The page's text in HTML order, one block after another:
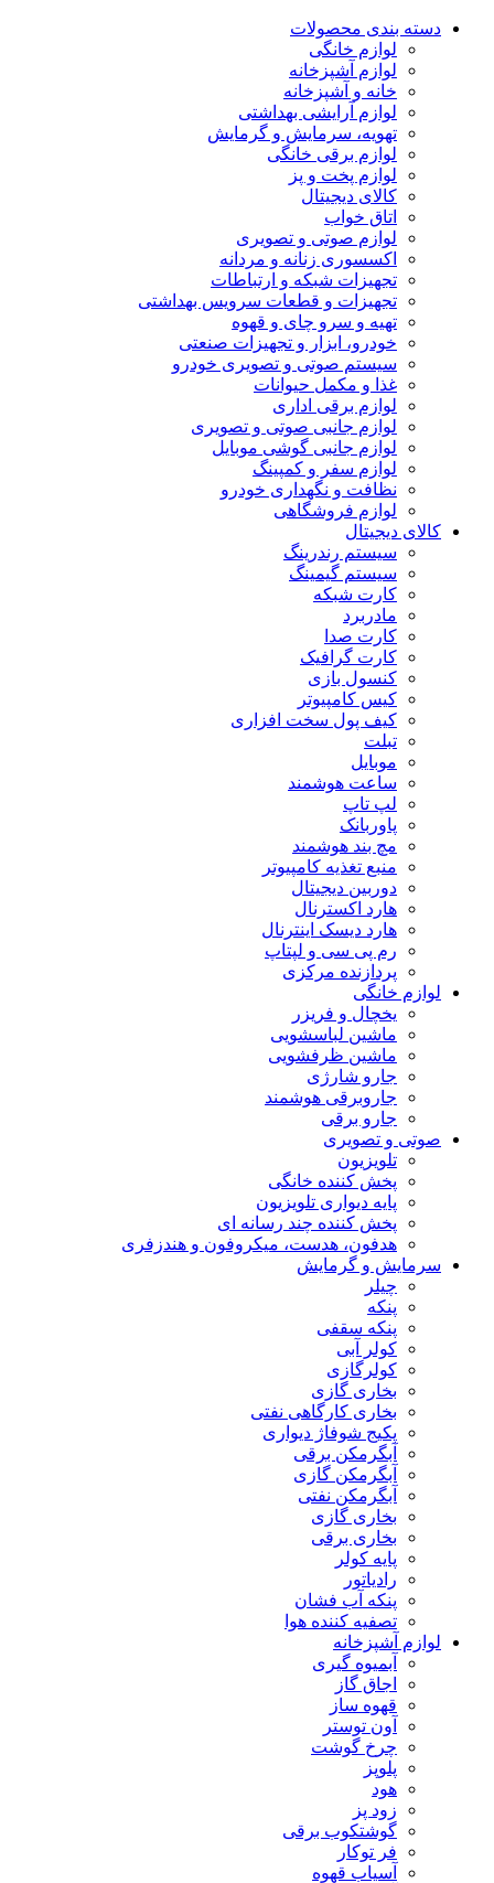
دسته بندی محصولات
لوازم خانگی
لوازم آشپزخانه
خانه و آشپزخانه
لوازم آرایشی بهداشتی
تهویه، سرمایش و گرمایش
لوازم برقی خانگی
لوازم پخت و پز
کالای دیجیتال
اتاق خواب
لوازم صوتی و تصویری
اکسسوری زنانه و مردانه
تجهیزات شبکه و ارتباطات
تجهیزات و قطعات سرویس بهداشتی
تهیه و سرو چای و قهوه
خودرو، ابزار و تجهیزات صنعتی
سیستم صوتی و تصویری خودرو
غذا و مکمل حیوانات
لوازم برقی اداری
لوازم جانبی صوتی و تصویری
لوازم جانبی گوشی موبایل
لوازم سفر و کمپینگ
نظافت و نگهداری خودرو
لوازم فروشگاهی
کالای دیجیتال
سیستم رندرینگ
سیستم گیمینگ
کارت شبکه
مادربرد
کارت صدا
کارت گرافیک
کنسول بازی
کیس کامپیوتر
کیف پول سخت افزاری
تبلت
موبایل
ساعت هوشمند
لپ تاپ
پاوربانک
مچ بند هوشمند
منبع تغذیه کامپیوتر
دوربین دیجیتال
هارد اکسترنال
هارد دیسک اینترنال
رم پی سی و لپتاپ
پردازنده مرکزی
لوازم خانگی
یخچال و فریزر
ماشین لباسشویی
ماشین ظرفشویی
جارو شارژی
جاروبرقی هوشمند
جارو برقی
صوتی و تصویری
تلویزیون
پخش کننده خانگی
پایه دیواری تلویزیون
پخش کننده چند رسانه ای
هدفون، هدست، میکروفون و هندزفری
سرمایش و گرمایش
چیلر
پنکه
پنکه سقفی
کولر آبی
کولرگازی
بخاری گازی
بخاری کارگاهی نفتی
پکیج شوفاژ دیواری
آبگرمکن برقی
آبگرمکن گازی
آبگرمکن نفتی
بخاری گازی
بخاری برقی
پایه کولر
رادیاتور
پنکه آب فشان
تصفیه کننده هوا
لوازم آشپزخانه
آبمیوه گیری
اجاق گاز
قهوه ساز
آون توستر
چرخ گوشت
پلوپز
هود
زود پز
گوشتکوب برقی
فر توکار
آسیاب قهوه